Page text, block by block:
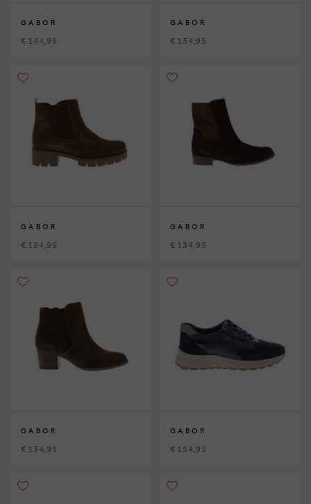
GABOR
€ 144,95
GABOR
€ 134,95
GABOR
€ 124,95
GABOR
€ 134,95
GABOR
€ 134,95
GABOR
€ 154,95